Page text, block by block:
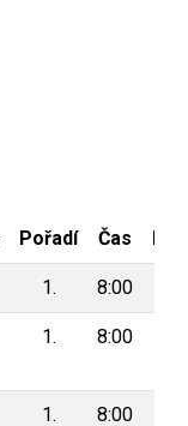
Pořadí Čas
1. 8:00
1. 8:00
1. 8:00